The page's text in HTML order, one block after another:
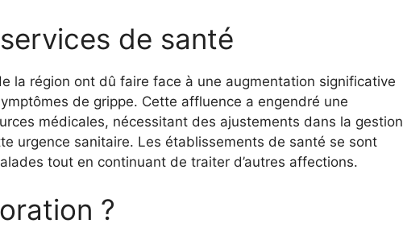
de santé
la région ont dû faire face à une augmentation significative
de grippe. Cette affluence a engendré une
médicales, nécessitant des ajustements dans la gestion
urgence sanitaire. Les établissements de santé se sont
tout en continuant de traiter d’autres affections.
?